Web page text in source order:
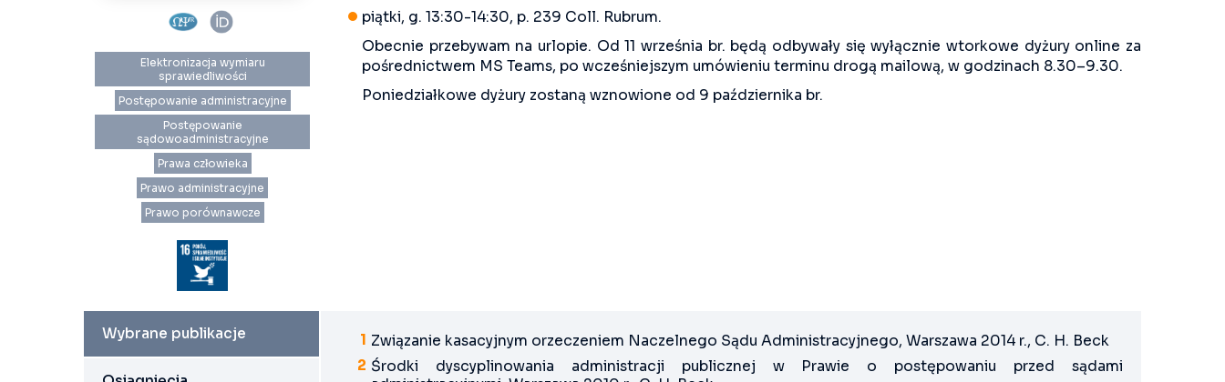
Elektronizacja wymiaru
sprawiedliwości
Postępowanie administracyjne
Postępowanie
sądowoadministracyjne
Prawa człowieka
Prawo administracyjne
Prawo porównawcze
piątki, g. 13:30-14:30, p. 239 Coll. Rubrum.
Obecnie przebywam na urlopie. Od 11 września br. będą odbywały się wyłącznie wtorkowe dyżury online za
pośrednictwem MS Teams, po wcześniejszym umówieniu terminu drogą mailową, w godzinach 8.30–9.30.
Poniedziałkowe dyżury zostaną wznowione od 9 października br.
Wybrane publikacje
Związanie kasacyjnym orzeczeniem Naczelnego Sądu Administracyjnego, Warszawa 2014 r., C. H. Beck
Środki dyscyplinowania administracji publicznej w Prawie o postępowaniu przed sądami